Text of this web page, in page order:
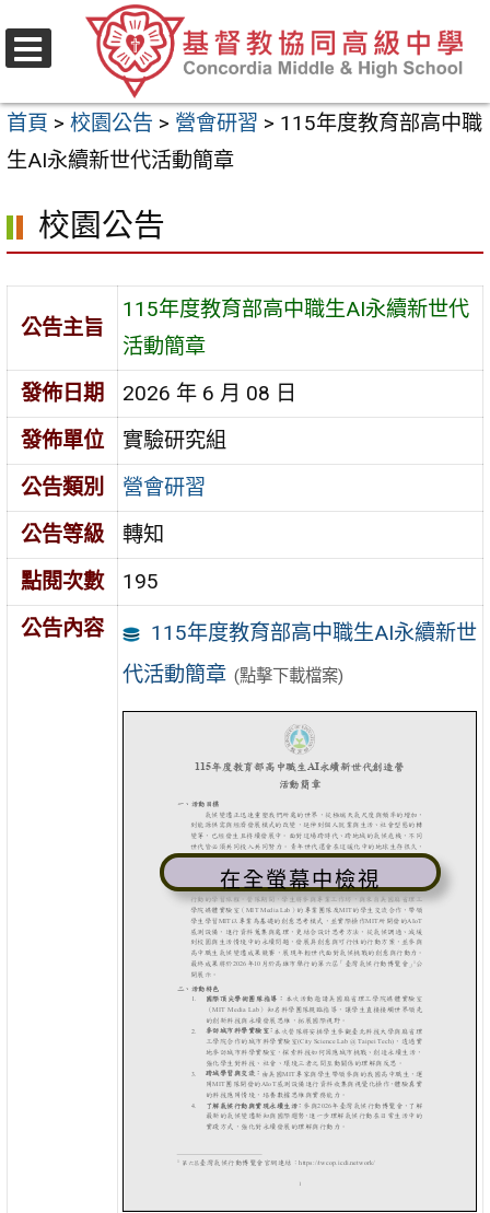
至
要
內
區
首頁 > 校園公告 > 營會研習 > 115年度教育部高中職
生AI永續新世代活動簡章
校園公告
公告主旨
115年度教育部高中職生AI永續新世代
活動簡章
發佈日期
2026 年 6 月 08 日
發佈單位
實驗研究組
公告類別
營會研習
公告等級
轉知
點閱次數
195
公告內容
115年度教育部高中職生AI永續新世
代活動簡章 (點擊下載檔案)
在全螢幕中檢視
選
單